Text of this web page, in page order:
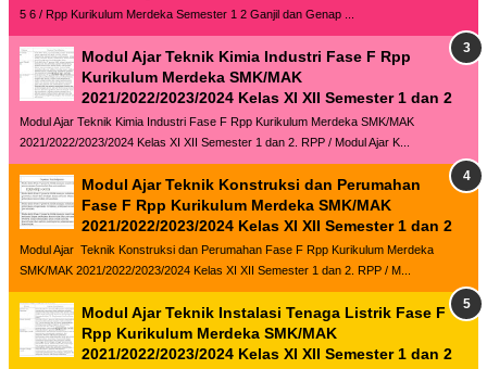
5 6 / Rpp Kurikulum Merdeka Semester 1 2 Ganjil dan Genap ...
Modul Ajar Teknik Kimia Industri Fase F Rpp
Kurikulum Merdeka SMK/MAK
2021/2022/2023/2024 Kelas XI XII Semester 1 dan 2
Modul Ajar Teknik Kimia Industri Fase F Rpp Kurikulum Merdeka SMK/MAK
2021/2022/2023/2024 Kelas XI XII Semester 1 dan 2. RPP / Modul Ajar K...
Modul Ajar Teknik Konstruksi dan Perumahan
Fase F Rpp Kurikulum Merdeka SMK/MAK
2021/2022/2023/2024 Kelas XI XII Semester 1 dan 2
Modul Ajar Teknik Konstruksi dan Perumahan Fase F Rpp Kurikulum Merdeka
SMK/MAK 2021/2022/2023/2024 Kelas XI XII Semester 1 dan 2. RPP / M...
Modul Ajar Teknik Instalasi Tenaga Listrik Fase F
Rpp Kurikulum Merdeka SMK/MAK
2021/2022/2023/2024 Kelas XI XII Semester 1 dan 2